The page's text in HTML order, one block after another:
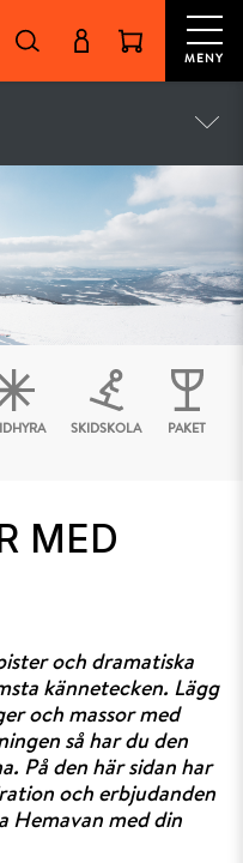
MENY
SKIDSKOLA PAKET
MED
och dramatiska
kännetecken. Lägg
och massor med
så har du den
På den här sidan har
och erbjudanden
Hemavan med din